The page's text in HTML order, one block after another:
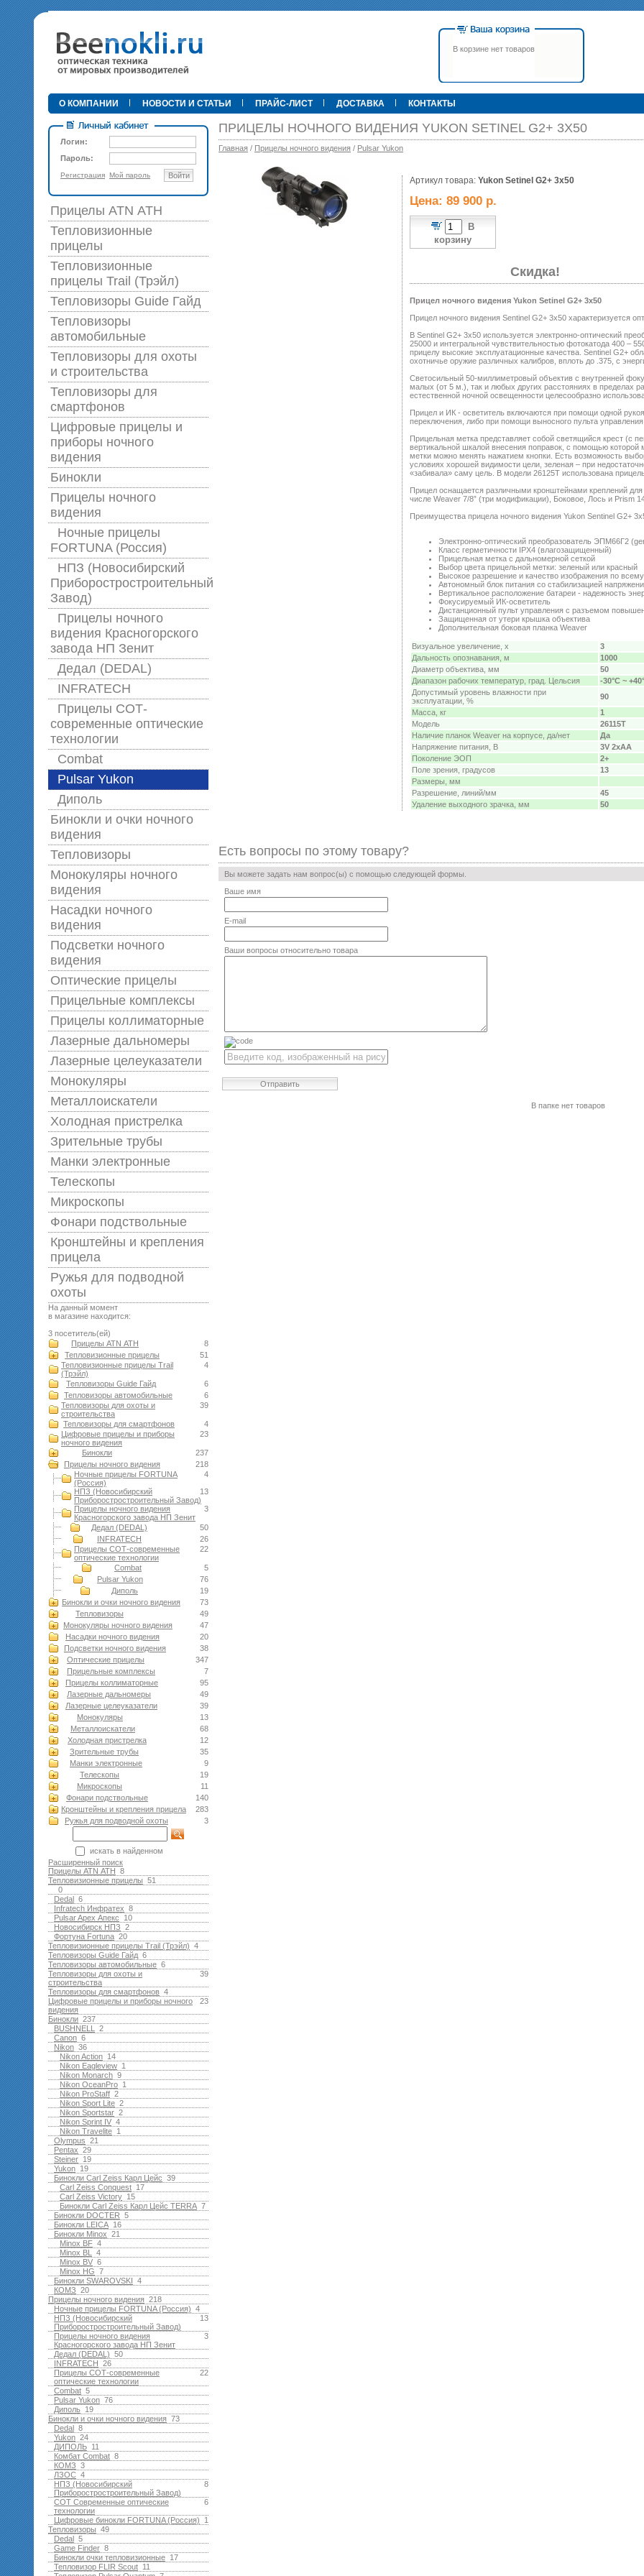
• В корзине нет товаров
89 000 р. 79 900 р.
Прицел ATN X-Sight-4k Pro,
3-14, день/ночь (до
600м/400м), трубка 30мм,
фото/видео, IOS/Android, до
6000Дж, 940гр.
395 000 р.
О КОМПАНИИ НОВОСТИ И СТАТЬИ ПРАЙС-ЛИСТ ДОСТАВКА КОНТАКТЫ
Логин:
Пароль:
Регистрация Мой пароль Войти
Прицелы ATN АТН
Тепловизионные
прицелы
Тепловизионные
прицелы Trail (Трэйл)
Тепловизоры Guide Гайд
Тепловизоры
автомобильные
Тепловизоры для охоты
и строительства
Тепловизоры для
смартфонов
Цифровые прицелы и
приборы ночного
видения
Бинокли
Прицелы ночного
видения
Ночные прицелы
FORTUNA (Россия)
НПЗ (Новосибирский
Приборостростроительный
Завод)
Прицелы ночного
видения Красногорского
завода НП Зенит
Дедал (DEDAL)
INFRATECH
Прицелы СОТ-
современные оптические
технологии
Combat
Pulsar Yukon
Диполь
Бинокли и очки ночного
видения
Тепловизоры
Монокуляры ночного
видения
Насадки ночного
видения
Подсветки ночного
видения
Оптические прицелы
Прицельные комплексы
Прицелы коллиматорные
Лазерные дальномеры
Лазерные целеуказатели
Монокуляры
Металлоискатели
Холодная пристрелка
Зрительные трубы
Манки электронные
Телескопы
Микроскопы
Фонари подствольные
Кронштейны и крепления
прицела
Ружья для подводной
оxоты
На данный момент
в магазине находится:
3 посетитель(ей)
8
Прицелы ATN АТН
51
Тепловизионные прицелы
4
Тепловизионные прицелы Trail
(Трэйл)
6
Тепловизоры Guide Гайд
6
Тепловизоры автомобильные
39
Тепловизоры для охоты и
строительства
4
Тепловизоры для смартфонов
23
Цифровые прицелы и приборы
ночного видения
237
Бинокли
218
Прицелы ночного видения
4
Ночные прицелы FORTUNA
(Россия)
13
НПЗ (Новосибирский
Приборостростроительный Завод)
3
Прицелы ночного видения
Красногорского завода НП Зенит
50
Дедал (DEDAL)
26
INFRATECH
22
Прицелы СОТ-современные
оптические технологии
5
Combat
76
Pulsar Yukon
19
Диполь
73
Бинокли и очки ночного видения
49
Тепловизоры
47
Монокуляры ночного видения
20
Насадки ночного видения
38
Подсветки ночного видения
347
Оптические прицелы
7
Прицельные комплексы
95
Прицелы коллиматорные
49
Лазерные дальномеры
39
Лазерные целеуказатели
13
Монокуляры
68
Металлоискатели
12
Холодная пристрелка
35
Зрительные трубы
9
Манки электронные
19
Телескопы
11
Микроскопы
140
Фонари подствольные
283
Кронштейны и крепления прицела
3
Ружья для подводной оxоты
искать в найденном
Расширенный поиск
8
Прицелы ATN АТН
51
Тепловизионные прицелы
0
6
Dedal
8
Infratech Инфратех
10
Pulsar Apex Апекс
2
Новосибирск НПЗ
20
Фортуна Fortuna
4
Тепловизионные прицелы Trail (Трэйл)
6
Тепловизоры Guide Гайд
6
Тепловизоры автомобильные
39
Тепловизоры для охоты и
строительства
4
Тепловизоры для смартфонов
23
Цифровые прицелы и приборы ночного
видения
237
Бинокли
2
BUSHNELL
6
Canon
36
Nikon
14
Nikon Action
1
Nikon Eagleview
9
Nikon Monarch
1
Nikon OceanPro
2
Nikon ProStaff
2
Nikon Sport Lite
2
Nikon Sportstar
4
Nikon Sprint IV
1
Nikon Travelite
21
Olympus
29
Pentax
19
Steiner
19
Yukon
39
Бинокли Carl Zeiss Карл Цейс
17
Carl Zeiss Conquest
15
Carl Zeiss Victory
7
Бинокли Carl Zeiss Карл Цейс TERRA
5
Бинокли DOCTER
16
Бинокли LEICA
21
Бинокли Minox
4
Minox BF
4
Minox BL
6
Minox BV
7
Minox HG
4
Бинокли SWAROVSKI
20
КОМЗ
218
Прицелы ночного видения
4
Ночные прицелы FORTUNA (Россия)
13
НПЗ (Новосибирский
Приборостростроительный Завод)
3
Прицелы ночного видения
Красногорского завода НП Зенит
50
Дедал (DEDAL)
26
INFRATECH
22
Прицелы СОТ-современные
оптические технологии
5
Combat
76
Pulsar Yukon
19
Диполь
73
Бинокли и очки ночного видения
8
Dedal
24
Yukon
11
ДИПОЛЬ
8
Комбат Combat
3
КОМЗ
4
ЛЗОС
8
НПЗ (Новосибирский
Приборостростроительный Завод)
6
СОТ Современные оптические
технологии
1
Цифровые бинокли FORTUNA (Россия)
49
Тепловизоры
5
Dedal
8
Game Finder
17
Бинокли очки тепловизионные
11
Тепловизор FLIR Scout
ПРИЦЕЛЫ НОЧНОГО ВИДЕНИЯ YUKON SETINEL G2+ 3X50
Главная / Прицелы ночного видения / Pulsar Yukon
Артикул товара: Yukon Setinel G2+ 3x50
Цена: 89 900 р.
В
корзину
Скидка!
Прицел ночного видения Yukon Setinel G2+ 3x50
Прицел ночного видения Sentinel G2+ 3x50 характеризуется
В Sentinel G2+ 3x50 используется электронно-оптический
25000 и интегральной чувствительностью фотокатода 400
прицелу высокие эксплуатационные качества. Sentinel G2+
охотничье оружие различных калибров, вплоть до .375, с
Светосильный 50-миллиметровый объектив с внутренней
малых (от 5 м.), так и любых других расстояниях в пределах
естественной ночной освещенности целесообразно
Прицел и ИК - осветитель включаются при помощи одной
переключения, либо при помощи выносного пульта
Прицельная метка представляет собой светящийся крест (с
вертикальной шкалой внесения поправок, с помощью которой
метки можно менять нажатием кнопки. Есть возможность
условиях хорошей видимости цели, зеленая – при
«забивала» саму цель. В модели 26125Т использована
Прицел оснащается различными кронштейнами креплений
числе Weaver 7/8” (три модификации), Боковое, Лось и Prism
Преимущества прицела ночного видения Yukon Sentinel G2+
Электронно-оптический преобразователь ЭПМ66Г2
Класс герметичности IPX4 (влагозащищенный)
Прицельная метка с дальномерной сеткой
Выбор цвета прицельной метки: зеленый или красный
Высокое разрешение и качество изображения по
Автономный блок питания со стабилизацией
Вертикальное расположение батареи - надежность
Фокусируемый ИК-осветитель
Дистанционный пульт управления с разъемом
Защищенная от утери крышка объектива
Дополнительная боковая планка Weaver
Визуальное увеличение, х
3
Дальность опознавания, м
1000
Диаметр объектива, мм
50
Диапазон рабочих температур, град. Цельсия
-30°C ~
Допустимый уровень влажности при
эксплуатации, %
90
Масса, кг
1
Модель
26115T
Наличие планок Weaver на корпусе, да/нет
Да
Напряжение питания, В
3V 2xAA
Поколение ЭОП
2+
Поле зрения, градусов
13
Размеры, мм
Разрешение, линий/мм
45
Удаление выходного зрачка, мм
50
Есть вопросы по этому товару?
Вы можете задать нам вопрос(ы) с помощью следующей формы.
Ваше имя
E-mail
Ваши вопросы относительно товара
Отправить
В папке нет товаров